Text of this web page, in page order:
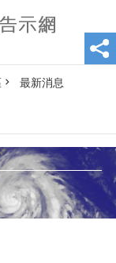
最新消息